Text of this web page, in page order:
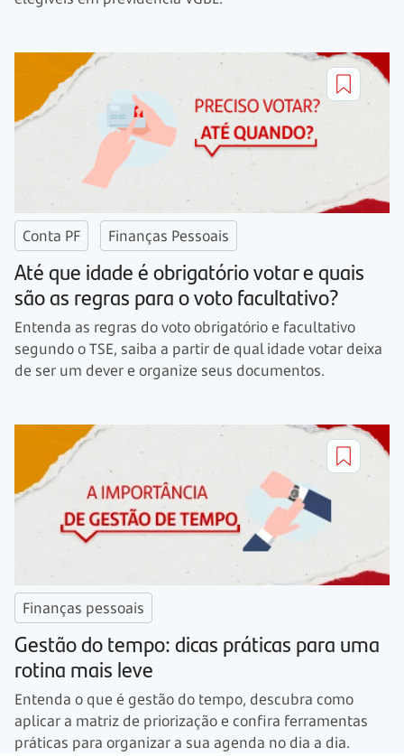
Conta PF Finanças Pessoais
Até que idade é obrigatório votar e quais
são as regras para o voto facultativo?
Entenda as regras do voto obrigatório e facultativo
segundo o TSE, saiba a partir de qual idade votar deixa
de ser um dever e organize seus documentos.
Finanças pessoais
Gestão do tempo: dicas práticas para uma
rotina mais leve
Entenda o que é gestão do tempo, descubra como
aplicar a matriz de priorização e confira ferramentas
práticas para organizar a sua agenda no dia a dia.